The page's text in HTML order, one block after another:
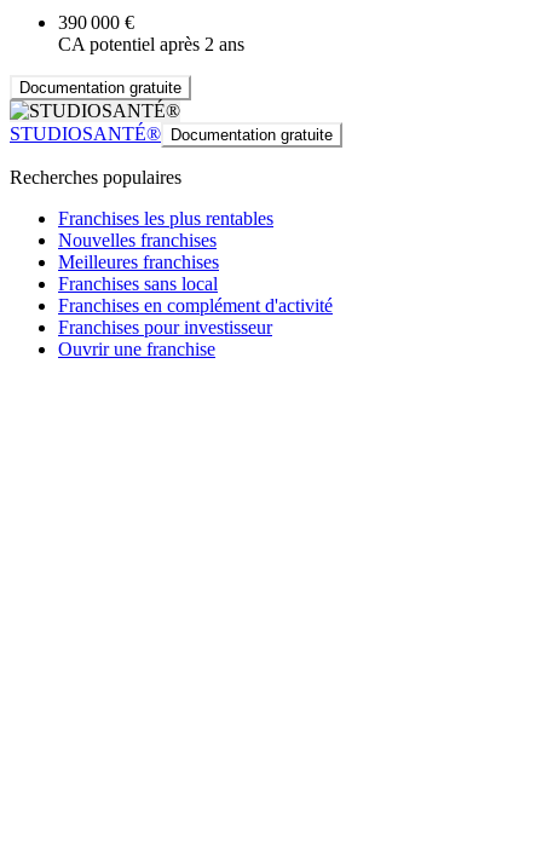
390 000 €
CA potentiel après 2 ans
Documentation gratuite
STUDIOSANTÉ® Documentation gratuite
Recherches populaires
Franchises les plus rentables
Nouvelles franchises
Meilleures franchises
Franchises sans local
Franchises en complément d'activité
Franchises pour investisseur
Ouvrir une franchise